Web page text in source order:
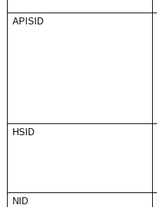
APISID
HSID
NID